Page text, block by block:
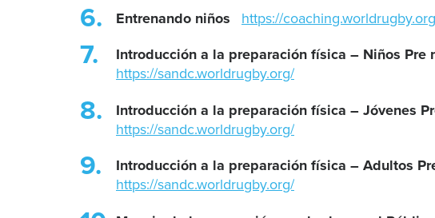
Entrenando niños https://
Introducción a la preparación física – Niños Pre
https://sandc.worldrugby.org/
Introducción a la preparación física – Jóvenes
https://sandc.worldrugby.org/
Introducción a la preparación física – Adultos
https://sandc.worldrugby.org/